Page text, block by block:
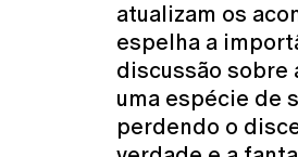
atualizam os
espelha a
discussão sobre
uma espécie de
perdendo o